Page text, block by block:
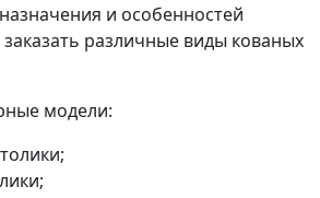
и особенностей
различные виды кованых
модели: